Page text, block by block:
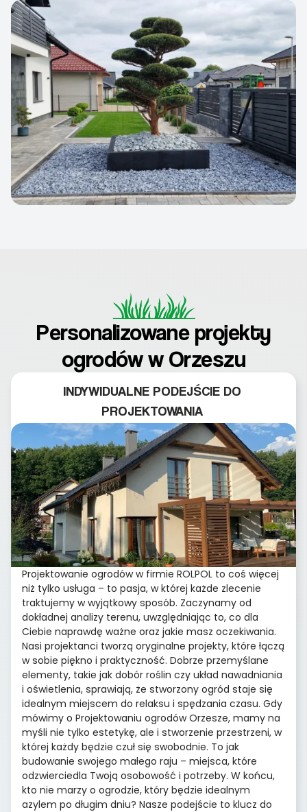
Personalizowane projekty
ogrodów w Orzeszu
INDYWIDUALNE PODEJŚCIE DO
PROJEKTOWANIA
Projektowanie ogrodów w firmie ROLPOL to coś więcej
niż tylko usługa – to pasja, w której każde zlecenie
traktujemy w wyjątkowy sposób. Zaczynamy od
dokładnej analizy terenu, uwzględniając to, co dla
Ciebie naprawdę ważne oraz jakie masz oczekiwania.
Nasi projektanci tworzą oryginalne projekty, które łączą
w sobie piękno i praktyczność. Dobrze przemyślane
elementy, takie jak dobór roślin czy układ nawadniania
i oświetlenia, sprawiają, że stworzony ogród staje się
idealnym miejscem do relaksu i spędzania czasu. Gdy
mówimy o Projektowaniu ogrodów Orzesze, mamy na
myśli nie tylko estetykę, ale i stworzenie przestrzeni, w
której każdy będzie czuł się swobodnie. To jak
budowanie swojego małego raju – miejsca, które
odzwierciedla Twoją osobowość i potrzeby. W końcu,
kto nie marzy o ogrodzie, który będzie idealnym
azylem po długim dniu? Nasze podejście to klucz do